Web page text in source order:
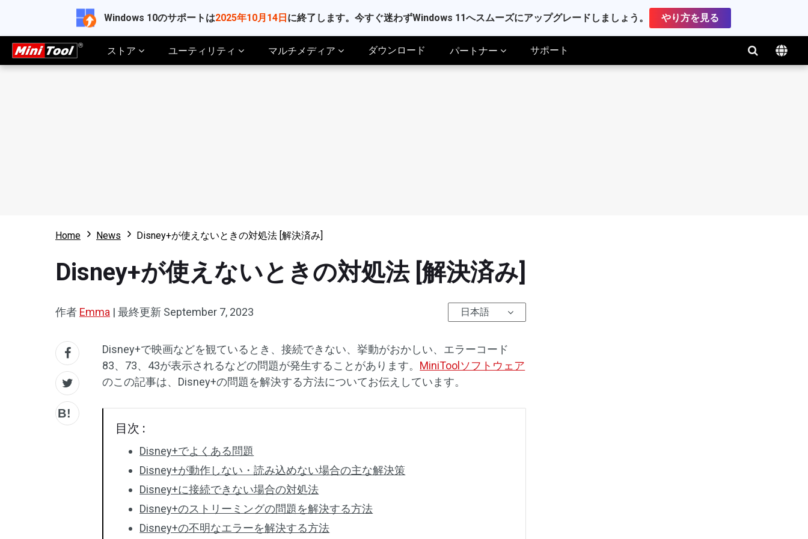
Windows 10のサポートは2025年10月14日に終了します。今すぐ迷わずWindows 11へスムーズにアップグレードしましょう。 やり方を見る
ストア ユーティリティ マルチメディア ダウンロード パートナー サポート
Home News Disney+が使えないときの対処法 [解決済み]
Disney+が使えないときの対処法 [解決済み]
作者 Emma | 最終更新 September 7, 2023 日本語
Disney+で映画などを観ているとき、接続できない、挙動がおかしい、エラーコード
83、73、43が表示されるなどの問題が発生することがあります。 MiniToolソフトウェア
のこの記事は、Disney+の問題を解決する方法についてお伝えしています。
目次 :
Disney+でよくある問題
Disney+が動作しない・読み込めない場合の主な解決策
Disney+に接続できない場合の対処法
Disney+のストリーミングの問題を解決する方法
Disney+の不明なエラーを解決する方法